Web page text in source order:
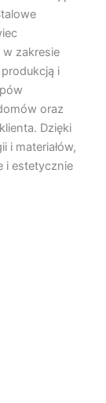
zakresie
i
oraz
Dzięki
i materiałów,
i estetycznie